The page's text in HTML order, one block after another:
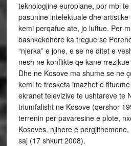
teknologjine europiane, por mbi
pasunine intelektuale dhe
kemi perqafue ate, jo luftue. Per
bashkekohore ka tregue se
“njerka” e jone, e se ne ditet e
nesh ne konflikte qe kane
Dhe ne Kosove ma shume se ne
kemi te fresketa imazhet e
ekranet televizive te ushtareve te
triumfalisht ne Kosove (qershor
terrenin per pavaresine e plote,
Kosoves, njihere e
saj (17 shkurt 2008).